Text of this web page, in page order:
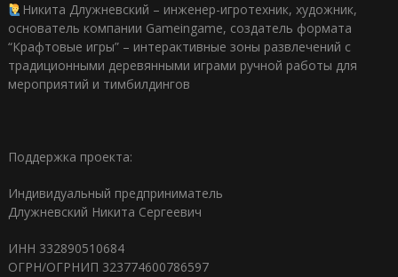
Никита Длужневский – инженер-игротехник, художник,
основатель компании Gameingame, создатель формата
“Крафтовые игры” – интерактивные зоны развлечений с
традиционными деревянными играми ручной работы для
мероприятий и тимбилдингов
Поддержка проекта:
Индивидуальный предприниматель
Длужневский Никита Сергеевич
ИНН 332890510684
ОГРН/ОГРНИП 323774600786597